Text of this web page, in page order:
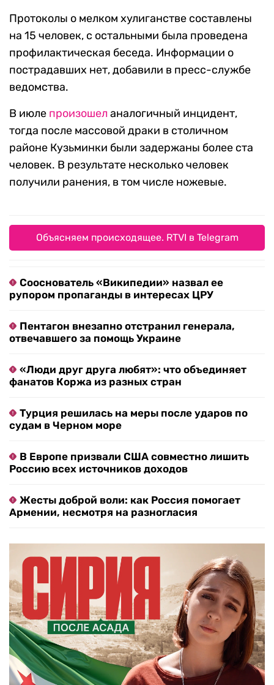
Протоколы о мелком хулиганстве составлены
на 15 человек, с остальными была проведена
профилактическая беседа. Информации о
пострадавших нет, добавили в пресс-службе
ведомства.
В июле произошел аналогичный инцидент,
тогда после массовой драки в столичном
районе Кузьминки были задержаны более ста
человек. В результате несколько человек
получили ранения, в том числе ножевые.
Объясняем происходящее. RTVI в Telegram
Сооснователь «Википедии» назвал ее
рупором пропаганды в интересах ЦРУ
Пентагон внезапно отстранил генерала,
отвечавшего за помощь Украине
«Люди друг друга любят»: что объединяет
фанатов Коржа из разных стран
Турция решилась на меры после ударов по
судам в Черном море
В Европе призвали США совместно лишить
Россию всех источников доходов
Жесты доброй воли: как Россия помогает
Армении, несмотря на разногласия